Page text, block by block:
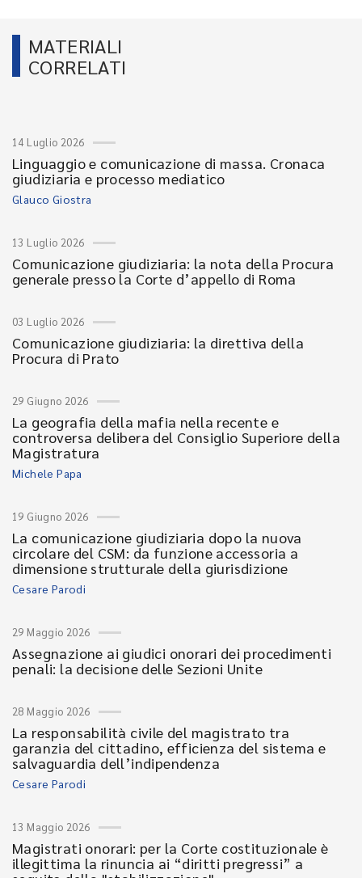
MATERIALI
CORRELATI
14 Luglio 2026
Linguaggio e comunicazione di massa. Cronaca
giudiziaria e processo mediatico
Glauco Giostra
13 Luglio 2026
Comunicazione giudiziaria: la nota della Procura
generale presso la Corte d’appello di Roma
03 Luglio 2026
Comunicazione giudiziaria: la direttiva della
Procura di Prato
29 Giugno 2026
La geografia della mafia nella recente e
controversa delibera del Consiglio Superiore della
Magistratura
Michele Papa
19 Giugno 2026
La comunicazione giudiziaria dopo la nuova
circolare del CSM: da funzione accessoria a
dimensione strutturale della giurisdizione
Cesare Parodi
29 Maggio 2026
Assegnazione ai giudici onorari dei procedimenti
penali: la decisione delle Sezioni Unite
28 Maggio 2026
La responsabilità civile del magistrato tra
garanzia del cittadino, efficienza del sistema e
salvaguardia dell’indipendenza
Cesare Parodi
13 Maggio 2026
Magistrati onorari: per la Corte costituzionale è
illegittima la rinuncia ai “diritti pregressi” a